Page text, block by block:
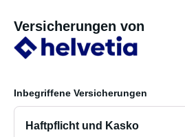
Versicherungen von
Inbegriffene Versicherungen
Haftpflicht und Kasko